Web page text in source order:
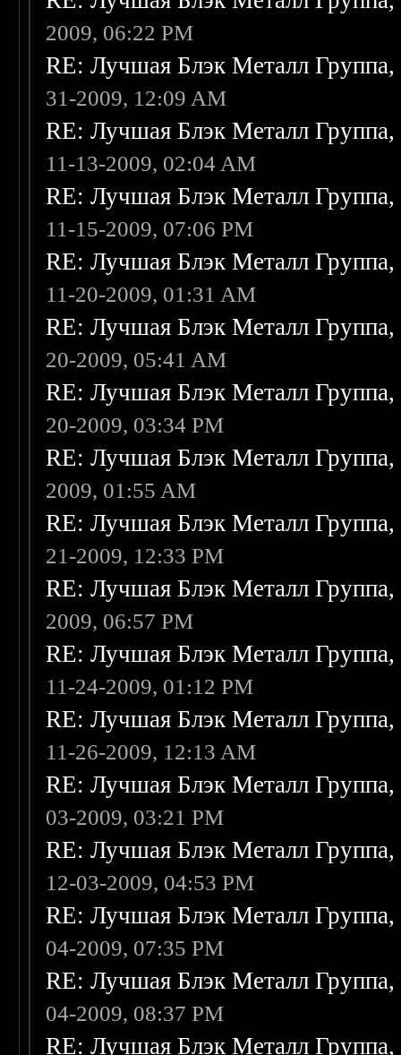
2009, 06:22 PM
RE: Лучшая Блэк Металл
31-2009, 12:09 AM
RE: Лучшая Блэк Металл
11-13-2009, 02:04 AM
RE: Лучшая Блэк Металл
11-15-2009, 07:06 PM
RE: Лучшая Блэк Металл
11-20-2009, 01:31 AM
RE: Лучшая Блэк Металл
20-2009, 05:41 AM
RE: Лучшая Блэк Металл
20-2009, 03:34 PM
RE: Лучшая Блэк Металл
2009, 01:55 AM
RE: Лучшая Блэк Металл
21-2009, 12:33 PM
RE: Лучшая Блэк Металл
2009, 06:57 PM
RE: Лучшая Блэк Металл
11-24-2009, 01:12 PM
RE: Лучшая Блэк Металл
11-26-2009, 12:13 AM
RE: Лучшая Блэк Металл
03-2009, 03:21 PM
RE: Лучшая Блэк Металл
12-03-2009, 04:53 PM
RE: Лучшая Блэк Металл
04-2009, 07:35 PM
RE: Лучшая Блэк Металл
04-2009, 08:37 PM
RE: Лучшая Блэк Металл